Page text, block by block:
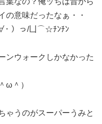
の意味だったなぁ・・
∀･ ）っ/凵⌒☆ﾁﾝﾁﾝ
ンウォークしかなかった
ω＾）
ゃうのがスーパーうみと